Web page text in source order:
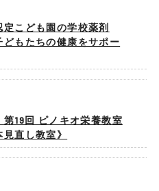
定こども園の学校薬剤
どもたちの健康をサポー
第19回 ピノキオ栄養教室
見直し教室》